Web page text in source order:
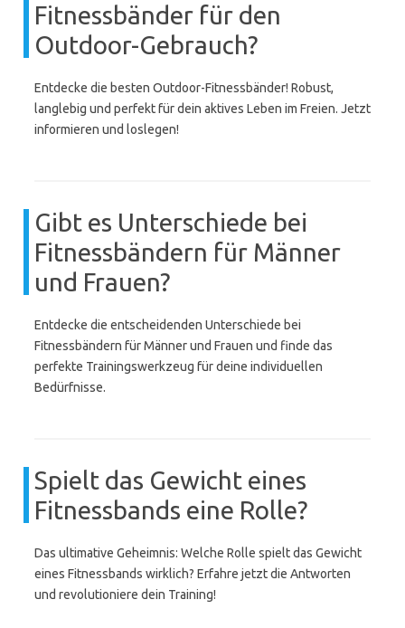
Fitnessbänder für den
Outdoor-Gebrauch?
Entdecke die besten Outdoor-Fitnessbänder! Robust,
langlebig und perfekt für dein aktives Leben im Freien. Jetzt
informieren und loslegen!
Gibt es Unterschiede bei
Fitnessbändern für Männer
und Frauen?
Entdecke die entscheidenden Unterschiede bei
Fitnessbändern für Männer und Frauen und finde das
perfekte Trainingswerkzeug für deine individuellen
Bedürfnisse.
Spielt das Gewicht eines
Fitnessbands eine Rolle?
Das ultimative Geheimnis: Welche Rolle spielt das Gewicht
eines Fitnessbands wirklich? Erfahre jetzt die Antworten
und revolutioniere dein Training!